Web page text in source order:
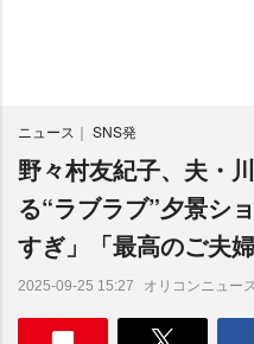
ニュース SNS発
野々村友紀子、夫・
る“ラブラブ”夕景シ
すぎ」「最高のご夫
2025-09-25 15:27 オリコンニュース